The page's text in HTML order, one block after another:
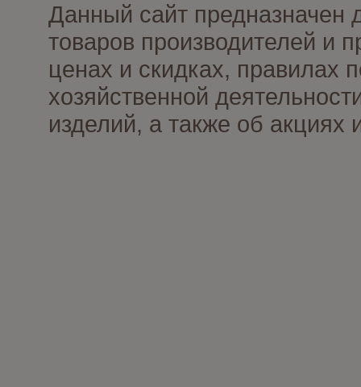
Данный сайт предназначен
товаров производителей и
ценах и скидках, правилах
хозяйственной
изделий, а также об